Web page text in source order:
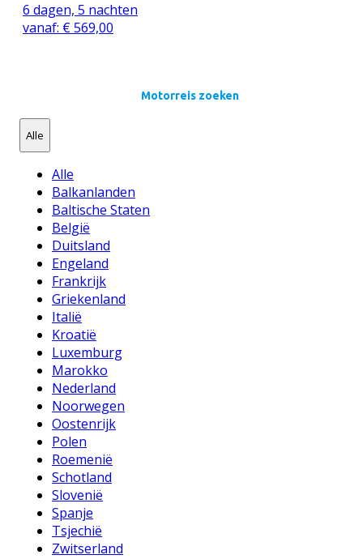
6 dagen, 5 nachten
vanaf: €569,00
Motorreis zoeken
Alle
Alle
Balkanlanden
Baltische Staten
België
Duitsland
Engeland
Frankrijk
Griekenland
Italië
Kroatië
Luxemburg
Marokko
Nederland
Noorwegen
Oostenrijk
Polen
Roemenië
Schotland
Slovenië
Spanje
Tsjechië
Zwitserland